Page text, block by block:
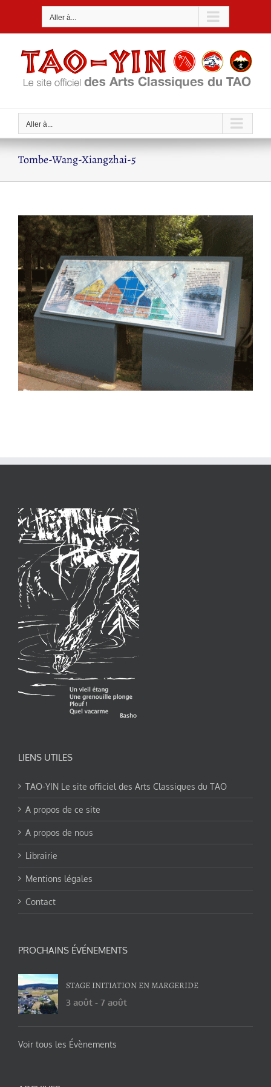
Aller à...
Aller à...
Tombe-Wang-Xiangzhai-5
LIENS UTILES
TAO-YIN Le site officiel des Arts Classiques du TAO
A propos de ce site
A propos de nous
Librairie
Mentions légales
Contact
PROCHAINS ÉVÉNEMENTS
STAGE INITIATION EN MARGERIDE
3 août - 7 août
Voir tous les Évènements